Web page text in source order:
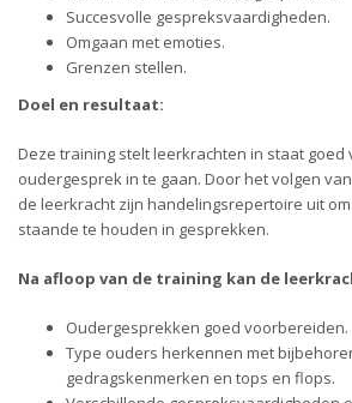
Succesvolle gespreksvaardigheden.
Omgaan met emoties.
Grenzen stellen.
Doel en resultaat:
Deze training stelt leerkrachten in staat goed
oudergesprek in te gaan. Door het volgen
de leerkracht zijn handelingsrepertoire uit
staande te houden in gesprekken.
Na afloop van de training kan de
Oudergesprekken goed voorbereiden.
Type ouders herkennen met
gedragskenmerken en tops en flops.